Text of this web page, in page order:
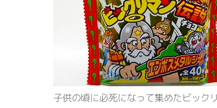
子供の頃に必死になって集めたビッ